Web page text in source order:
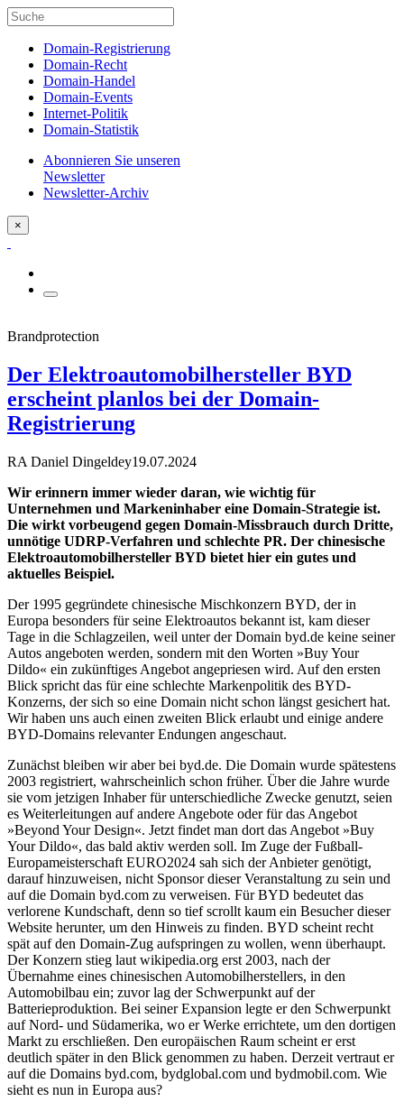
Domain-Registrierung
Domain-Recht
Domain-Handel
Domain-Events
Internet-Politik
Domain-Statistik
Abonnieren Sie unseren
Newsletter
Newsletter-Archiv
×
Brandprotection
Der Elektroautomobilhersteller BYD
erscheint planlos bei der Domain-
Registrierung
RA Daniel Dingeldey19.07.2024
Wir erinnern immer wieder daran, wie wichtig für
Unternehmen und Markeninhaber eine Domain-Strategie ist.
Die wirkt vorbeugend gegen Domain-Missbrauch durch Dritte,
unnötige UDRP-Verfahren und schlechte PR. Der chinesische
Elektroautomobilhersteller BYD bietet hier ein gutes und
aktuelles Beispiel.
Der 1995 gegründete chinesische Mischkonzern BYD, der in
Europa besonders für seine Elektroautos bekannt ist, kam dieser
Tage in die Schlagzeilen, weil unter der Domain byd.de keine seiner
Autos angeboten werden, sondern mit den Worten »Buy Your
Dildo« ein zukünftiges Angebot angepriesen wird. Auf den ersten
Blick spricht das für eine schlechte Markenpolitik des BYD-
Konzerns, der sich so eine Domain nicht schon längst gesichert hat.
Wir haben uns auch einen zweiten Blick erlaubt und einige andere
BYD-Domains relevanter Endungen angeschaut.
Zunächst bleiben wir aber bei byd.de. Die Domain wurde spätestens
2003 registriert, wahrscheinlich schon früher. Über die Jahre wurde
sie vom jetzigen Inhaber für unterschiedliche Zwecke genutzt, seien
es Weiterleitungen auf andere Angebote oder für das Angebot
»Beyond Your Design«. Jetzt findet man dort das Angebot »Buy
Your Dildo«, das bald aktiv werden soll. Im Zuge der Fußball-
Europameisterschaft EURO2024 sah sich der Anbieter genötigt,
darauf hinzuweisen, nicht Sponsor dieser Veranstaltung zu sein und
auf die Domain byd.com zu verweisen. Für BYD bedeutet das
verlorene Kundschaft, denn so tief scrollt kaum ein Besucher dieser
Website herunter, um den Hinweis zu finden. BYD scheint recht
spät auf den Domain-Zug aufspringen zu wollen, wenn überhaupt.
Der Konzern stieg laut wikipedia.org erst 2003, nach der
Übernahme eines chinesischen Automobilherstellers, in den
Automobilbau ein; zuvor lag der Schwerpunkt auf der
Batterieproduktion. Bei seiner Expansion legte er den Schwerpunkt
auf Nord- und Südamerika, wo er Werke errichtete, um den dortigen
Markt zu erschließen. Den europäischen Raum scheint er erst
deutlich später in den Blick genommen zu haben. Derzeit vertraut er
auf die Domains byd.com, bydglobal.com und bydmobil.com. Wie
sieht es nun in Europa aus?